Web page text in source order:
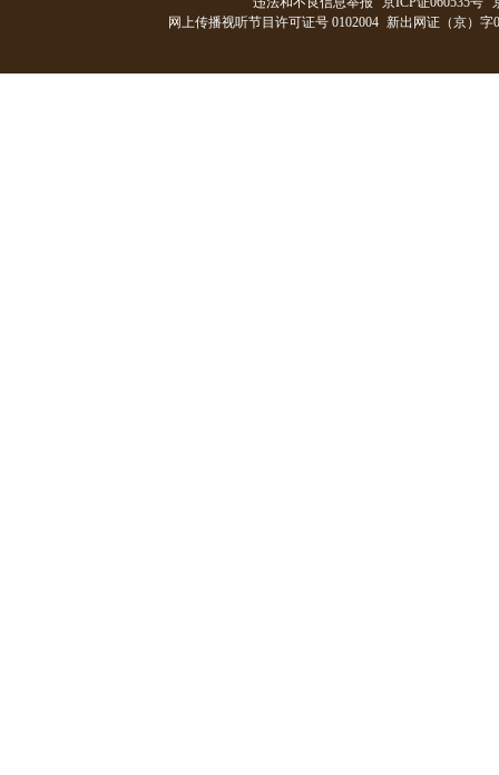
网上传播视听节目许可证号 0102004 新出网证（京）